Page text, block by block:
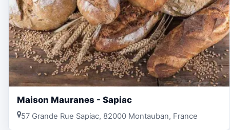
Maison Mauranes - Sapiac
57 Grande Rue Sapiac, 82000 Montauban, France